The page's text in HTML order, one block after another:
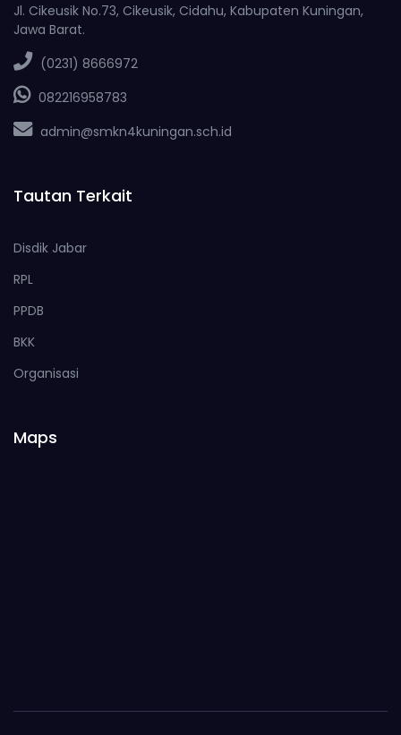
Jl. Cikeusik No.73, Cikeusik, Cidahu, Kabupaten Kuningan,
Jawa Barat.
(0231) 8666972
082216958783
admin@smkn4kuningan.sch.id
Tautan Terkait
Disdik Jabar
RPL
PPDB
BKK
Organisasi
Maps